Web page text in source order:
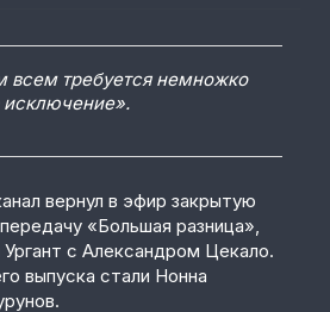
всем требуется немножко
исключение».
вернул в эфир закрытую
«Большая разница»,
с Александром Цекало.
выпуска стали Нонна